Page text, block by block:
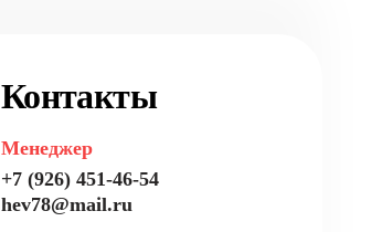
Контакты
Менеджер
+7 (926) 451-46-54
hev78@mail.ru